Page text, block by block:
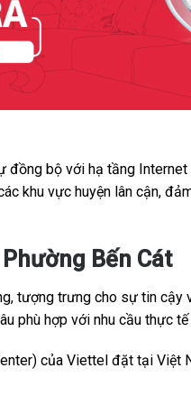
bộ với hạ tầng
khu vực huyện lân cận,
Bến Cát
tượng trưng cho sự tin cậy
phù hợp với nhu cầu thực
của Viettel đặt tại Việt